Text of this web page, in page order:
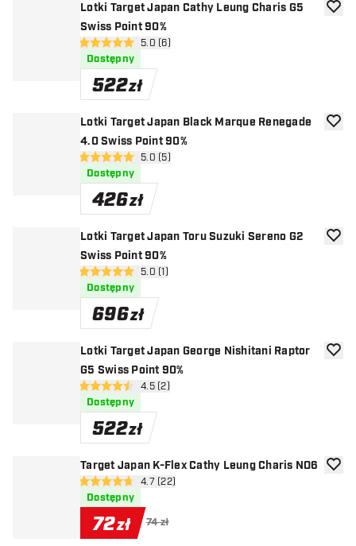
Lotki Target Japan Cathy Leung Charis G5
Swiss Point 90%
otwórz panel recenzji
5 gwiazdki oceny5.0 (6)
Dostępny
522zł
Lotki Target Japan Black Marque Renegade
4.0 Swiss Point 90%
otwórz panel recenzji
5 gwiazdki oceny5.0 (5)
Dostępny
426zł
Lotki Target Japan Toru Suzuki Sereno G2
Swiss Point 90%
otwórz panel recenzji
5 gwiazdki oceny
5.0 (1)
Dostępny
696zł
Lotki Target Japan George Nishitani Raptor
G5 Swiss Point 90%
otwórz panel recenzji
4.5 gwiazdki oceny
4.5 (2)
Dostępny
522zł
Target Japan K-Flex Cathy Leung Charis NO6
otwórz panel recenzji
4.7 gwiazdki oceny
4.7 (22)
Dostępny
72zł 74 zł